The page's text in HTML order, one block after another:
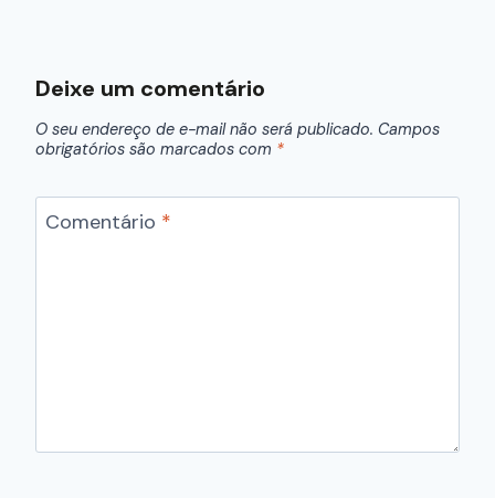
Deixe um comentário
O seu endereço de e-mail não será publicado. Campos
obrigatórios são marcados com *
Comentário *